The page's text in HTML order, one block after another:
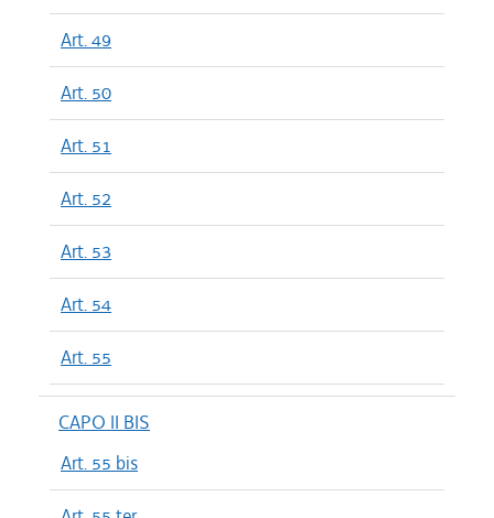
Art. 49
Art. 50
Art. 51
Art. 52
Art. 53
Art. 54
Art. 55
CAPO II BIS
Art. 55 bis